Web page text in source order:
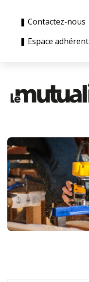
❚ Contactez-nous
❚ Espace adhérent